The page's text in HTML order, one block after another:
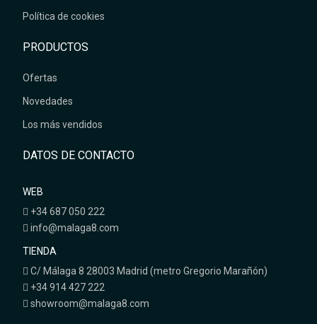
Política de cookies
PRODUCTOS
Ofertas
Novedades
Los más vendidos
DATOS DE CONTACTO
WEB
+34 687 050 222
info@malaga8.com
TIENDA
C/ Málaga 8 28003 Madrid (metro Gregorio Marañón)
+34 914 427 222
showroom@malaga8.com